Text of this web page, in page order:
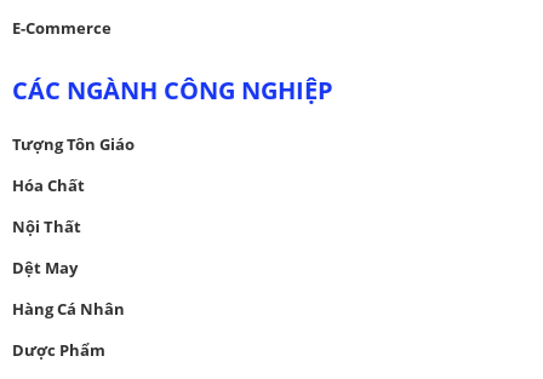
E-Commerce
CÁC NGÀNH CÔNG NGHIỆP
Tượng Tôn Giáo
Hóa Chất
Nội Thất
Dệt May
Hàng Cá Nhân
Dược Phẩm